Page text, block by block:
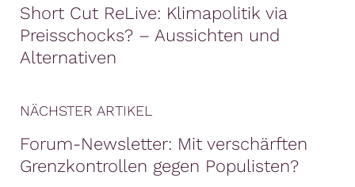
Short Cut ReLive: Klimapolitik via
Preisschocks? – Aussichten und
Alternativen
NÄCHSTER ARTIKEL
Forum-Newsletter: Mit verschärften
Grenzkontrollen gegen Populisten?